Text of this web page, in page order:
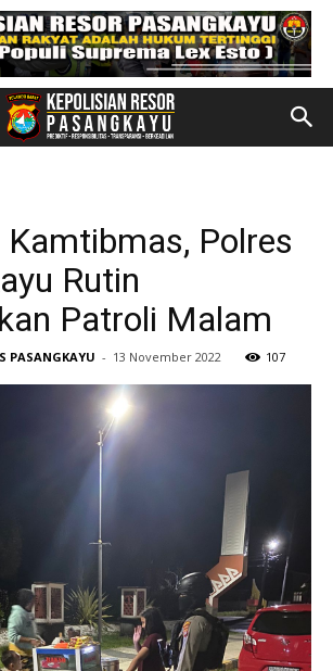
Polres
Rutin
Patroli Malam
PASANGKAYU - 13 November 2022 107